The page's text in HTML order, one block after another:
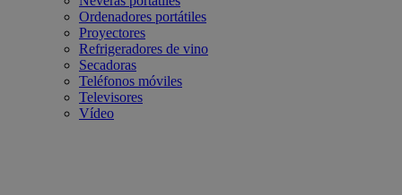
Ordenadores portátiles
Proyectores
Refrigeradores de vino
Secadoras
Teléfonos móviles
Televisores
Vídeo